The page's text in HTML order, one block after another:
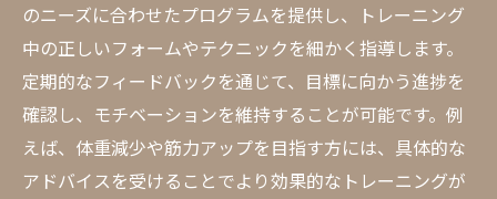
のニーズに合わせたプログラムを提供し、トレーニング
中の正しいフォームやテクニックを細かく指導します。
定期的なフィードバックを通じて、目標に向かう進捗を
確認し、モチベーションを維持することが可能です。例
えば、体重減少や筋力アップを目指す方には、具体的な
アドバイスを受けることでより効果的なトレーニングが